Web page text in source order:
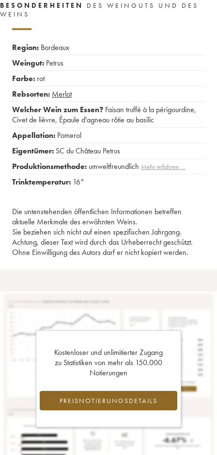
BESONDERHEITEN
DES WEINGUTS UND DES
WEINS
Region: Bordeaux
Weingut: Petrus
Farbe: rot
Rebsorten: Merlot
Welcher Wein zum Essen? Faisan truffé à la périgourdine,
Civet de lièvre, Épaule d'agneau rôtie au basilic
Appellation: Pomerol
Eigentümer: SC du Château Petrus
Produktionsmethode: umweltfreundlich Mehr erfahren …
Trinktemperatur: 16°
Die untenstehenden öffentlichen Informationen betreffen
aktuelle Merkmale des erwähnten Weins.
Sie beziehen sich nicht auf einen spezifischen Jahrgang.
Achtung, dieser Text wird durch das Urheberrecht geschützt.
Ohne Einwilligung des Autors darf er nicht kopiert werden.
Kostenloser und unlimitierter Zugang
zu Statistiken von mehr als 150.000
Notierungen
PREISNOTIERUNGSDETAILS